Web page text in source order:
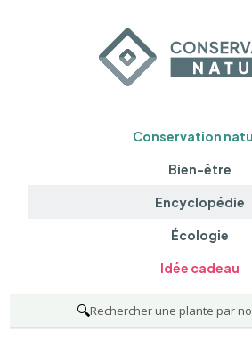
Conservation
Bien-être
Encyclopédie
Écologie
Idée cadeau
🔍Rechercher une plante par